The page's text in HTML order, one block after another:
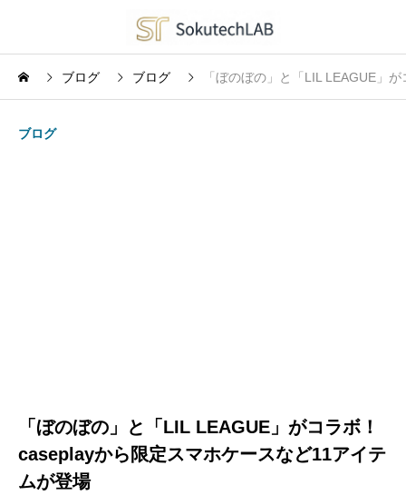
ブログ ブログ 「ぼのぼの」と「LIL LEAGUE」
ブログ
「ぼのぼの」と「LIL LEAGUE」がコラボ！
caseplayから限定スマホケースなど11アイテ
ムが登場